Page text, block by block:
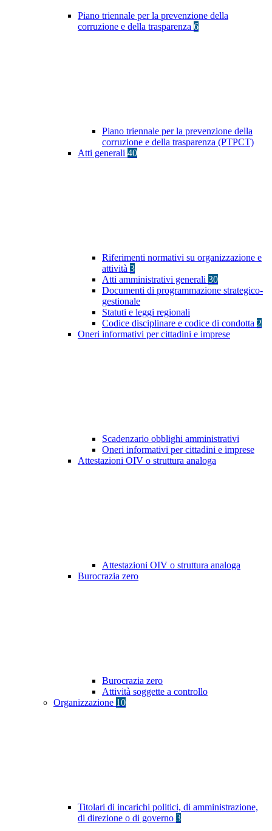
Piano triennale per la prevenzione della
corruzione e della trasparenza 6
Piano triennale per la prevenzione della
corruzione e della trasparenza (PTPCT)
Atti generali 40
Riferimenti normativi su organizzazione e
attività 3
Atti amministrativi generali 30
Documenti di programmazione strategico-
gestionale
Statuti e leggi regionali
Codice disciplinare e codice di condotta 2
Oneri informativi per cittadini e imprese
Scadenzario obblighi amministrativi
Oneri informativi per cittadini e imprese
Attestazioni OIV o struttura analoga
Attestazioni OIV o struttura analoga
Burocrazia zero
Burocrazia zero
Attività soggette a controllo
Organizzazione 10
Titolari di incarichi politici, di amministrazione,
di direzione o di governo 3